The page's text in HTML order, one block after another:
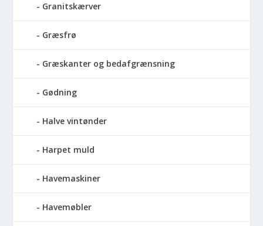
Granitskærver
Græsfrø
Græskanter og bedafgrænsning
Gødning
Halve vintønder
Harpet muld
Havemaskiner
Havemøbler